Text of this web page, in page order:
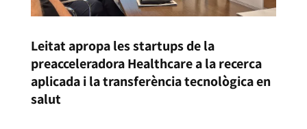
Leitat apropa les startups de la
preacceleradora Healthcare a la recerca
aplicada i la transferència tecnològica en
salut